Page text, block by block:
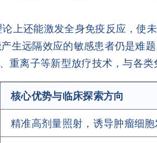
上还能激发全身免疫反应，使
生远隔效应的敏感患者仍是难题
重离子等新型放疗技术，与各
核心优势与临床探索方向
精准高剂量照射，诱导肿瘤细